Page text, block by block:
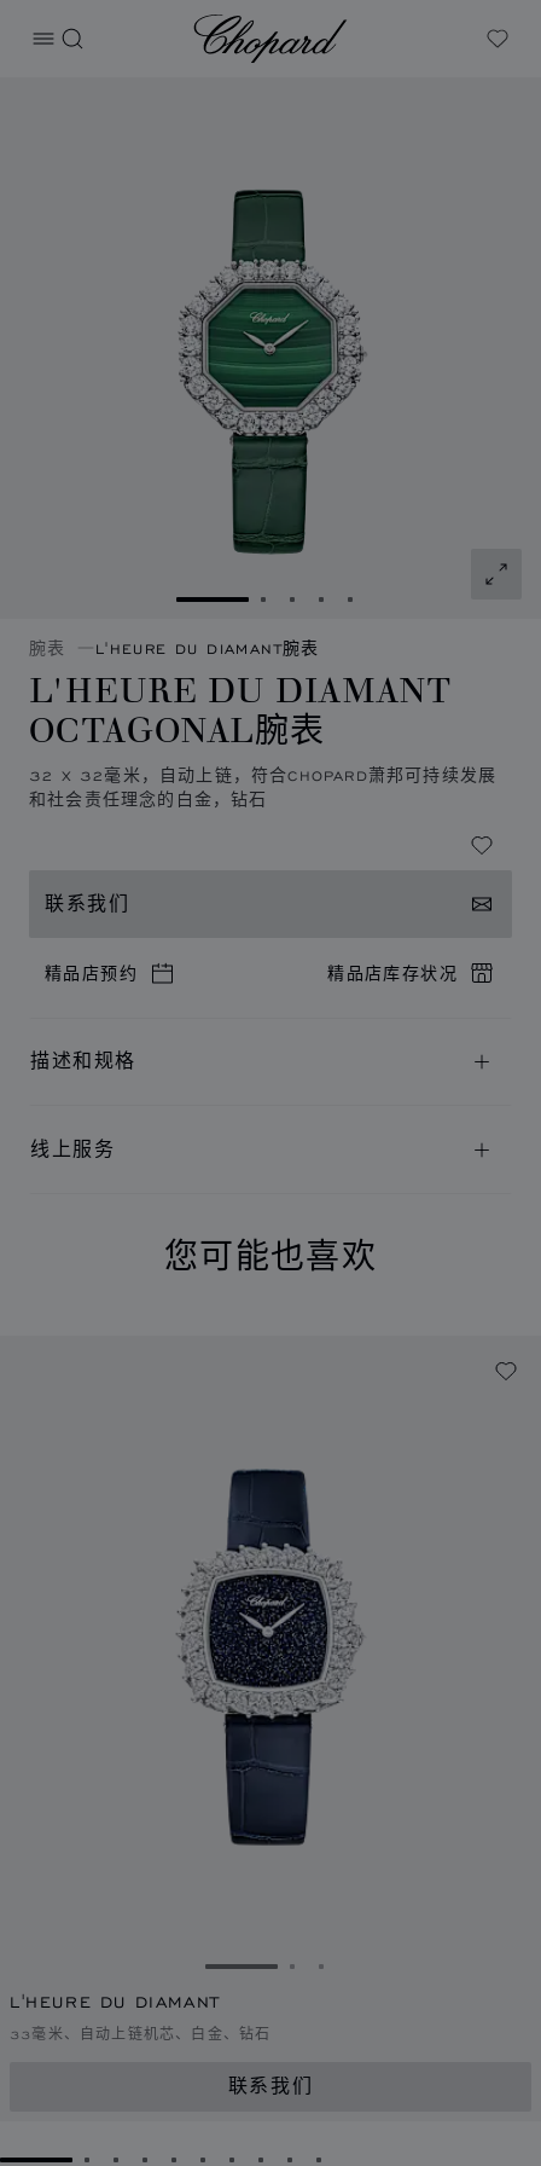
打开菜单
搜索
Chopard
My
转到幻灯片 1转到幻灯片 2
转到幻灯片 3
转到幻灯片 4
转到幻灯片 5
腕表 L'HEURE DU DIAMANT腕表
L'HEURE DU DIAMANT
OCTAGONAL腕表
32 X 32毫米，自动上链，符合CHOPARD萧邦可持续发展
和社会责任理念的白金，钻石
联系我们
精品店预约 精品店库存状况
描述和规格
线上服务
您可能也喜欢
转到幻灯片 1转到幻灯片 2
转到幻灯片 3
L'HEURE DU DIAMANT
33毫米、自动上链机芯、白金、钻石
联系我们